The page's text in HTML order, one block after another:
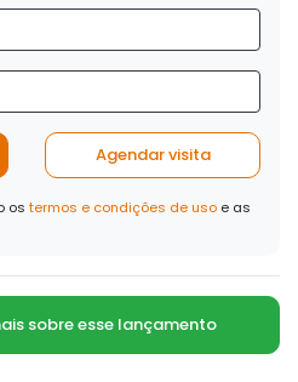
Agendar visita
os termos e condições de uso e as
sobre esse lançamento